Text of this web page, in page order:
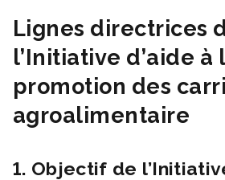
Lignes directrices
l’Initiative d’aide à
promotion des
agroalimentaire
1. Objectif de